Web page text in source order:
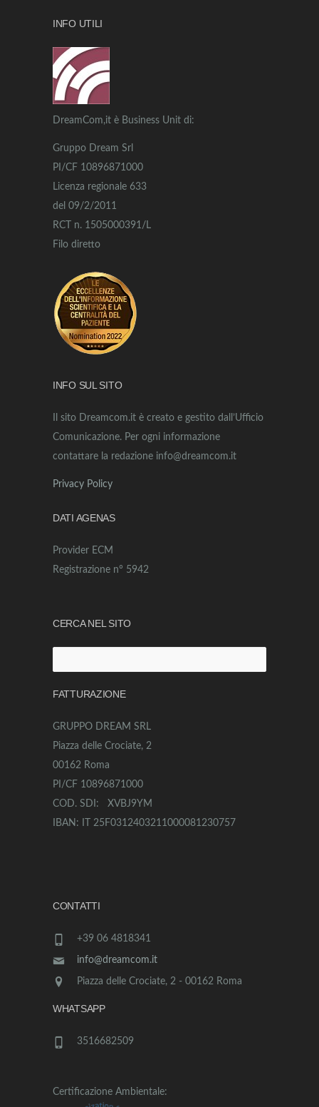
INFO UTILI
DreamCom,it è Business Unit di:
Gruppo Dream Srl
PI/CF 10896871000
Licenza regionale 633
del 09/2/2011
RCT n. 1505000391/L
Filo diretto
INFO SUL SITO
Il sito Dreamcom.it è creato e gestito dall’Ufficio
Comunicazione. Per ogni informazione
contattare la redazione info@dreamcom.it
Privacy Policy
DATI AGENAS
Provider ECM
Registrazione n° 5942
CERCA NEL SITO
per:
FATTURAZIONE
GRUPPO DREAM SRL
Piazza delle Crociate, 2
00162 Roma
PI/CF 10896871000
COD. SDI: XVBJ9YM
IBAN: IT 25F0312403211000081230757
CONTATTI
+39 06 4818341
info@dreamcom.it
Piazza delle Crociate, 2 - 00162 Roma
WHATSAPP
3516682509
Certificazione Ambientale: